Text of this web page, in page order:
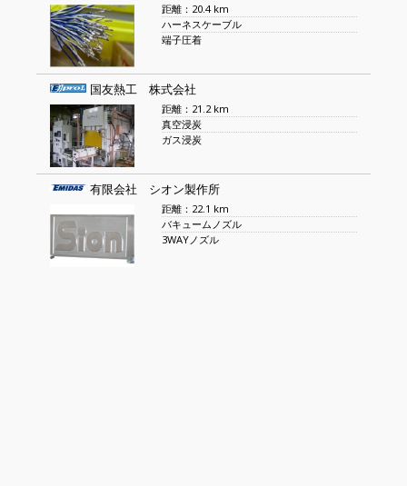
距離：20.4 km
ハーネスケーブル
端子圧着
国友熱工 株式会社
距離：21.2 km
真空浸炭
ガス浸炭
有限会社 シオン製作所
距離：22.1 km
バキュームノズル
3WAYノズル